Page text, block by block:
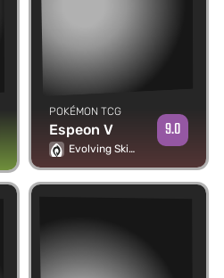
POKÉMON TCG
Espeon V
Evolving Skies
9.0